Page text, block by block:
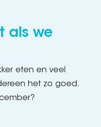
als we
eten en veel
het zo goed.